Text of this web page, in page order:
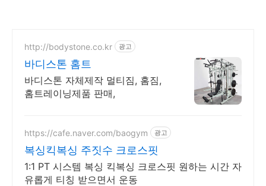
http://bodystone.co.kr 광고
바디스톤 홈트
바디스톤 자체제작 멀티짐, 홈짐,
홈트레이닝제품 판매,
https://cafe.naver.com/baogym 광고
복싱킥복싱 주짓수 크로스핏
1:1 PT 시스템 복싱 킥복싱 크로스핏 원하는 시간 자
유롭게 티칭 받으면서 운동